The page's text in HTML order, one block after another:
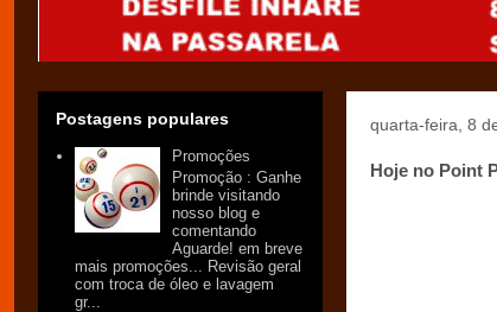
quarta-feira, 8
Hoje no Point
Postagens populares
Promoções
Promoção : Ganhe
brinde visitando
nosso blog e
comentando
Aguarde! em breve
mais promoções... Revisão geral
com troca de óleo e lavagem
gr...